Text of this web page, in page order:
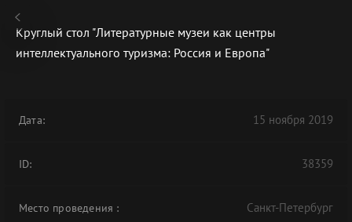
В АРХИВЕ
Круглый стол "Литературные музеи как центры
интеллектуального туризма: Россия и Европа"
Дата: 15 ноября 2019
ID: 38359
Место проведения : Санкт-Петербург